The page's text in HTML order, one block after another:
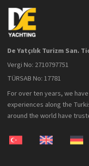
De Yatçılık Turizm San.
Vergi No: 2710797751
TÜRSAB No: 17781
For over ten years, we
experiences along the
around the world have